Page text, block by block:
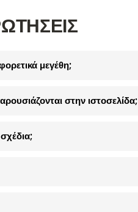
μεγέθη;
στην ιστοσελίδα;